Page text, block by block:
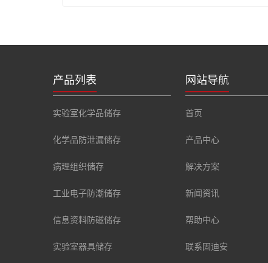
产品列表
实验室化学品储存
化学品防泄漏储存
病理组织储存
工业电子防潮储存
信息资料防磁储存
实验室器具储存
网站导航
首页
产品中心
解决方案
新闻资讯
帮助中心
联系固迪安